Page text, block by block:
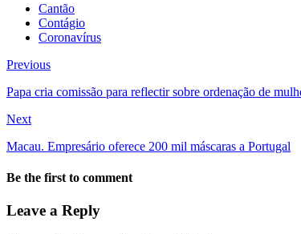
Cantão
Contágio
Coronavírus
Previous
Papa cria comissão para reflectir sobre ordenação de
Next
Macau. Empresário oferece 200 mil máscaras a Portugal
Be the first to comment
Leave a Reply